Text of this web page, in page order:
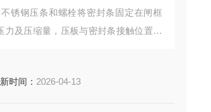
锈钢压条和螺栓将密封条固定在闸框
力及压缩量，压板与密封条接触位置需
时间： 2026-04-13